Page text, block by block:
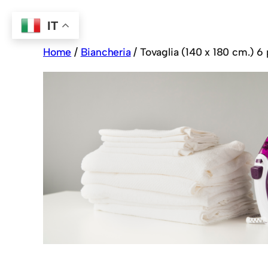
Home / Biancheria/ Tovaglia (140 x 180 cm.) 6
IT